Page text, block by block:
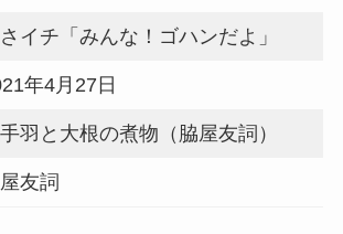
イチ「みんな！ゴハンだよ」
年4月27日
羽と大根の煮物（脇屋友詞）
友詞